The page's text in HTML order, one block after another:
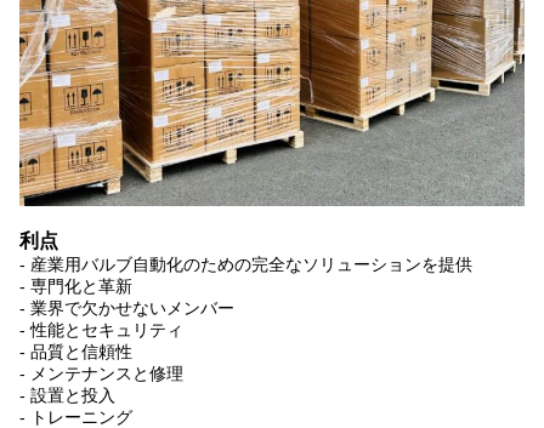
利点
- 産業用バルブ自動化のための完全なソリューションを提供
- 専門化と革新
- 業界で欠かせないメンバー
- 性能とセキュリティ
- 品質と信頼性
- メンテナンスと修理
- 設置と投入
- トレーニング